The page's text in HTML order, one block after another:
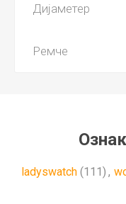
Дијаметер
Ремче
ladyswatch (111) ,